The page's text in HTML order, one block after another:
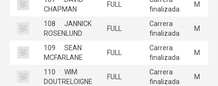
CHAPMAN
FULL
finalizada
M
108
JANNICK
ROSENLUND
FULL
Carrera
finalizada
M
109
SEAN
MCFARLANE
FULL
Carrera
finalizada
M
110
WIM
DOUTRELOIGNE
FULL
Carrera
finalizada
M